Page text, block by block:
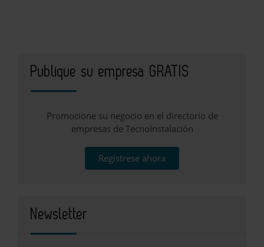
Publique su empresa GRATIS
Promocione su negocio en el directorio de
empresas de TecnoInstalación
Regístrese ahora
Newsletter